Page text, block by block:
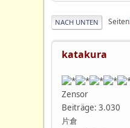
NACH UNTEN Seiten
katakura
Zensor
Beiträge: 3.030
片倉